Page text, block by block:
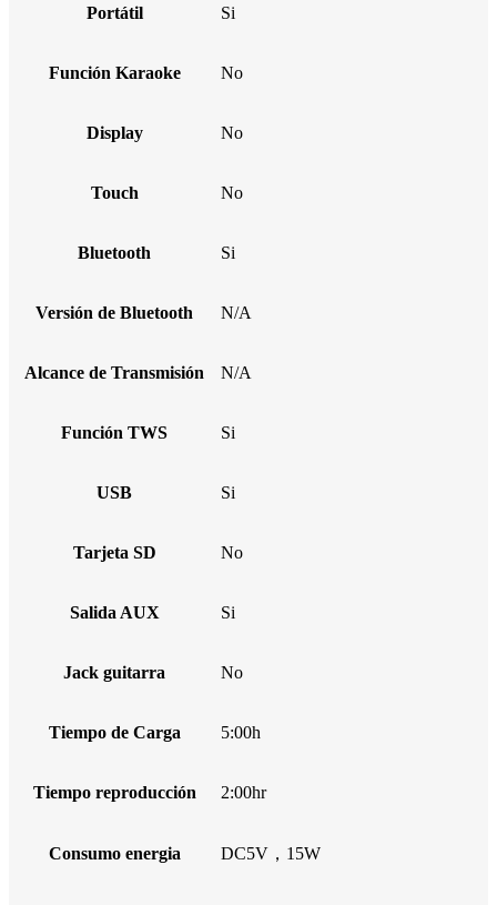
Portátil Si
Función Karaoke No
Display No
Touch No
Bluetooth Si
Versión de Bluetooth N/A
Alcance de Transmisión N/A
Función TWS Si
USB Si
Tarjeta SD No
Salida AUX Si
Jack guitarra No
Tiempo de Carga 5:00h
Tiempo reproducción 2:00hr
Consumo energia DC5V，15W